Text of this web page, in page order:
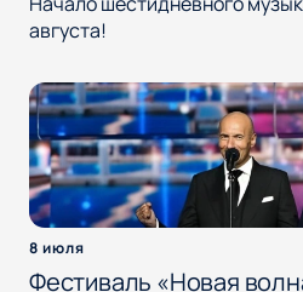
августа!
8 июля
Фестиваль «Новая